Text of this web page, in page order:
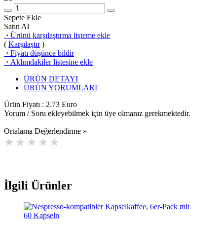
Sepete Ekle
Satın Al
· Ürünü karşılaştırma listeme ekle
( Karşılaştır)
· Fiyatı düşünce bildir
· Aklımdakiler listesine ekle
ÜRÜN DETAYI
ÜRÜN YORUMLARI
Ürün Fiyatı : 2.73 Euro
Yorum / Soru ekleyebilmek için üye olmanız gerekmektedir.
Ortalama Değerlendirme »
İlgili Ürünler